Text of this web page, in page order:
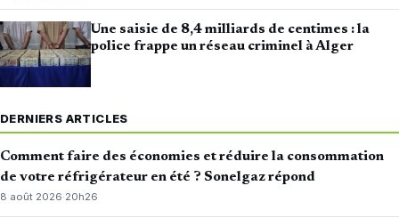
Une saisie de 8,4 milliards de centimes : la
police frappe un réseau criminel à Alger
DERNIERS ARTICLES
Comment faire des économies et réduire la consommation
de votre réfrigérateur en été ? Sonelgaz répond
8 août 2026·20h26